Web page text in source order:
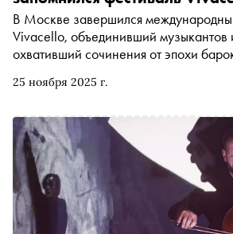
25 ноября 2025 г.
В Москве завершился
Vivacello, объединивший музыкантов
охвативший сочинения от эпохи
каждом из которых главным